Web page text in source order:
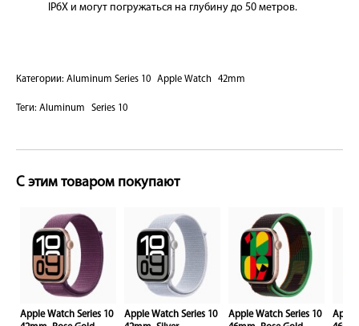
IP6X и могут погружаться на глубину до 50 метров.
Категории: Aluminum Series 10 Apple Watch 42mm
Теги: Aluminum Series 10
С этим товаром покупают
Apple Watch Series 10
Apple Watch Series 10
Apple Watch Series 10
Apple